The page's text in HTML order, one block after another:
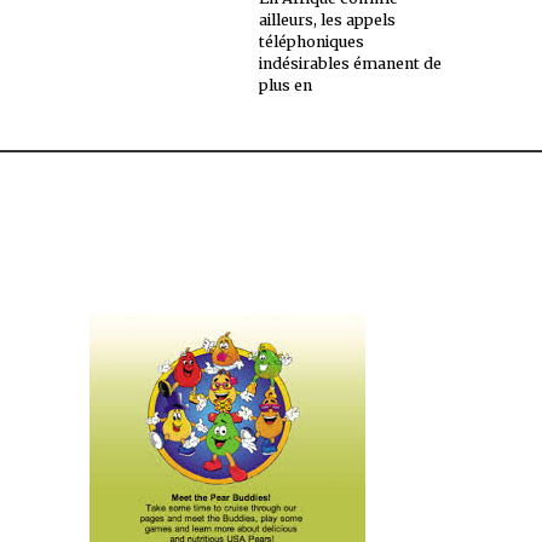
ailleurs, les appels
téléphoniques
indésirables émanent de
plus en